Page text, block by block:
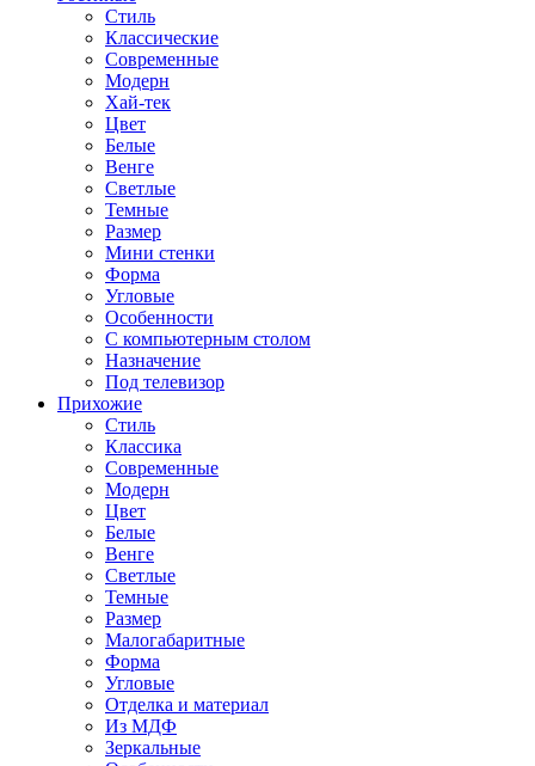
Стиль
Классические
Современные
Модерн
Хай-тек
Цвет
Белые
Венге
Светлые
Темные
Размер
Мини стенки
Форма
Угловые
Особенности
С компьютерным столом
Назначение
Под телевизор
Прихожие
Стиль
Классика
Современные
Модерн
Цвет
Белые
Венге
Светлые
Темные
Размер
Малогабаритные
Форма
Угловые
Отделка и материал
Из МДФ
Зеркальные